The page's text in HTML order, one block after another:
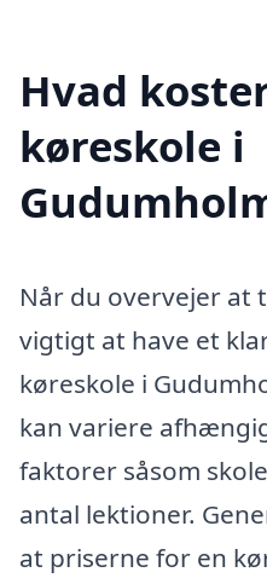
Hvad
køreskole i
Når du overvejer at
vigtigt at have et
køreskole i
kan variere
faktorer såsom
antal lektioner.
at priserne for en